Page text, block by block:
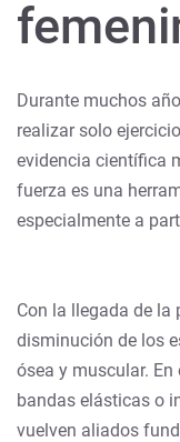
Durante muchos
realizar solo
evidencia científica
fuerza es una
especialmente a
Con la llegada de la
disminución de los
ósea y muscular.
bandas elásticas o
vuelven aliados